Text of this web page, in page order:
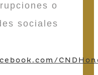
o
sociales